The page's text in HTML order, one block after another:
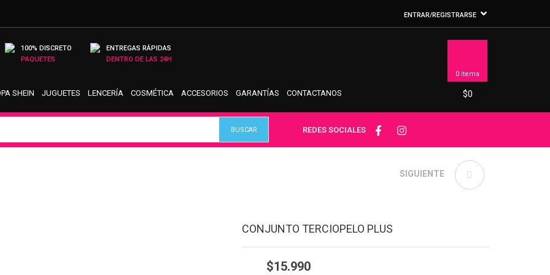
ENTRAR/REGISTRARSE
100% DISCRETO
PAQUETES
ENTREGAS RÁPIDAS
DENTRO DE LAS 24H
SHEIN JUGUETES LENCERÍA COSMÉTICA ACCESORIOS GARANTÍAS CONTACTANOS
0 items
$0
REDES SOCIALES
CONJUNTO PARCHE
SIGUIENTE
CONJUNTO TERCIOPELO PLUS
$15.990